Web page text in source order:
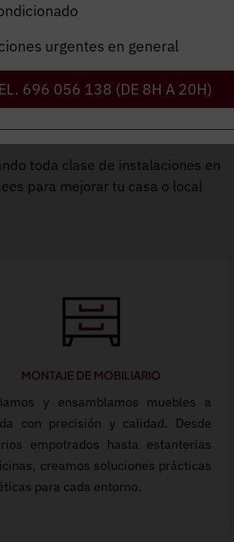
toda clase de instalaciones en
para mejorar tu casa o local
MONTAJE DE MOBILIARIO
y ensamblamos muebles a
con precisión y calidad. Desde
empotrados hasta estanterías
creamos soluciones prácticas
para cada entorno.
urgentes en general
696 056 138 (DE 8H A 20H)